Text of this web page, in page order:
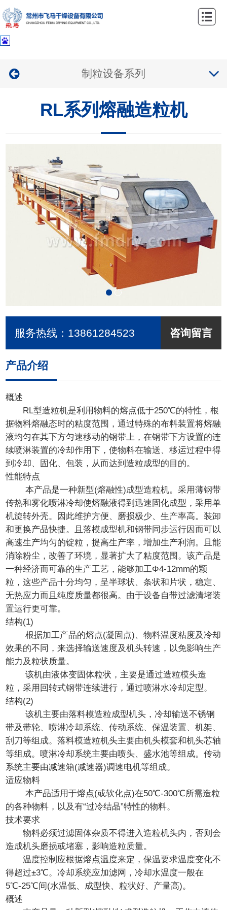
网
站
关
制粒设备系列
RL系列熔融造粒机
服务热线： 13861284523 咨询留言
产品介绍
概述
RL型造粒机是利用物料的熔点低于250℃的特性，根
据物料熔融态时的粘度范围，通过特殊的布料装置将熔融
液均匀在其下方匀速移动的钢带上，在钢带下方设置的连
续喷淋装置的冷却作用下，使物料在输送、移运过程中得
到冷却、固化、包装，从而达到造粒成型的目的。
性能特点
本产品是一种新型(熔融性)成型造粒机。采用薄钢带
传热和雾化喷淋冷却使熔融液得到迅速固化成型，采用单
机旋转外壳。因此维护方便、磨损极少、生产率高。装卸
和更换产品快捷。且落模成型机和钢带同步运行因而可以
高速生产均匀的锭粒，提高生产率，增加生产利润。且能
消除粉尘，改善了环境，显著扩大了粘度范围。该产品是
一种经济而可靠的生产工艺，能够加工Φ4-12mm的颗
粒，这些产品十分均匀，呈半球状、条状和片状，稳定、
无热应力而且纯度质量都很高。由于设备自带过滤清堵装
置运行更可靠。
结构(1)
根据加工产品的熔点(凝固点)、物料温度粘度及冷却
效果的不同，来选择输送速度及机头转速，以免影响生产
能力及粒状质量。
该机由液体变固体粒状，主要是通过造粒模头造
粒，采用回转式钢带连续进行，通过喷淋水冷却定型。
结构(2)
该机主要由落料模造粒成型机头，冷却输送不锈钢
带及带轮、喷淋冷却系统、传动系统、保温装置、机架、
刮刀等组成。落料模造粒机头主要由机头模套和机头芯轴
等组成。喷淋冷却系统主要由喷头、盛水池等组成。传动
系统主要由减速箱(减速器)调速电机等组成。
适应物料
本产品适用于熔点(或软化点)在50℃-300℃所需造粒
的各种物料，以及有“过冷结晶”特性的物料。
技术要求
物料必须过滤固体杂质不得进入造粒机头内，否则会
造成机头磨损或堵塞，影响造粒质量。
温度控制应根据熔点温度来定，保温要求温度变化不
得超过±3℃。冷却系统应加滤网，冷却水温度一般在
5℃-25℃间(水温低、成型快、粒状好、产量高)。
概述